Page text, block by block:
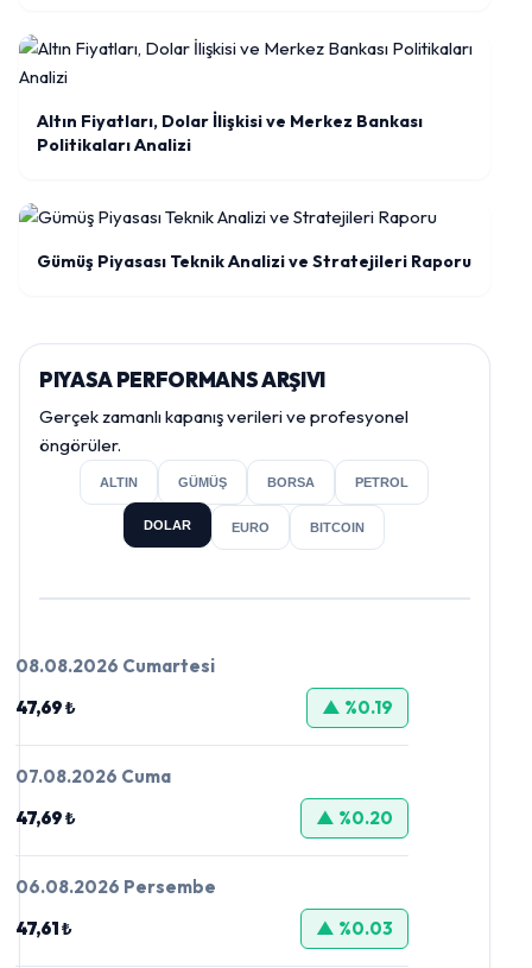
Altın Fiyatları, Dolar İlişkisi ve Merkez Bankası
Politikaları Analizi
Gümüş Piyasası Teknik Analizi ve Stratejileri Raporu
PIYASA PERFORMANS ARŞIVI
Gerçek zamanlı kapanış verileri ve profesyonel
öngörüler.
ALTIN GÜMÜŞ BORSA PETROL
DOLAR EURO BITCOIN
08.08.2026 Cumartesi
47,69 ₺
▲ %0.19
07.08.2026 Cuma
47,69 ₺
▲ %0.20
06.08.2026 Persembe
47,61 ₺
▲ %0.03